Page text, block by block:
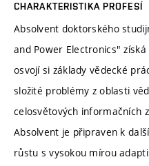
CHARAKTERISTIKA PROFESÍ
Absolvent doktorského
and Power Electronics"
osvojí si základy vědecké
složité problémy z oblasti
celosvětových informačních
Absolvent je připraven k
růstu s vysokou mírou